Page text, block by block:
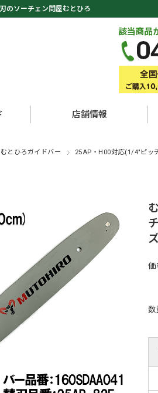
のソーチェン問屋むとひろ
店舗情報
むとひろガイドバー 25AP・H00対応(1/4"ピッ
価
数